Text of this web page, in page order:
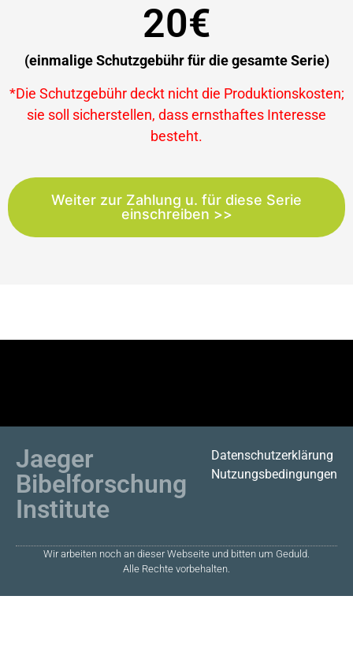
20€
(einmalige Schutzgebühr für die gesamte Serie)
*Die Schutzgebühr deckt nicht die Produktionskosten;
sie soll sicherstellen, dass ernsthaftes Interesse
besteht.
Weiter zur Zahlung u. für diese Serie
einschreiben >>
Jaeger
Bibelforschung
Institute
Datenschutzerklärung
Nutzungsbedingungen
Wir arbeiten noch an dieser Webseite und bitten um Geduld.
Alle Rechte vorbehalten.